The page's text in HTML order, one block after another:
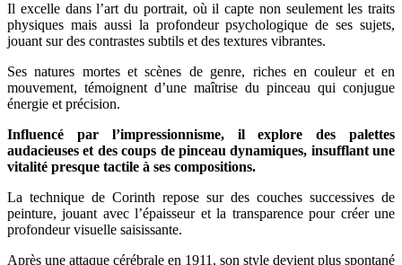
Il excelle dans l’art du portrait, où il capte non seulement les traits
physiques mais aussi la profondeur psychologique de ses sujets,
jouant sur des contrastes subtils et des textures vibrantes.
Ses natures mortes et scènes de genre, riches en couleur et en
mouvement, témoignent d’une maîtrise du pinceau qui conjugue
énergie et précision.
Influencé par l’impressionnisme, il explore des palettes
audacieuses et des coups de pinceau dynamiques, insufflant une
vitalité presque tactile à ses compositions.
La technique de Corinth repose sur des couches successives de
peinture, jouant avec l’épaisseur et la transparence pour créer une
profondeur visuelle saisissante.
Après une attaque cérébrale en 1911, son style devient plus spontané